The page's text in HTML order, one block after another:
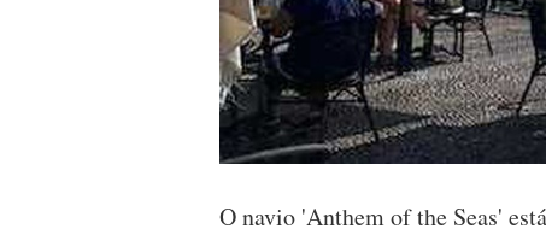
O navio 'Anthem of the Seas'